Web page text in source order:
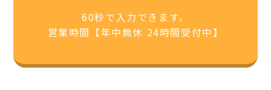
60秒で入力できます。
営業時間【年中無休 24時間受付中】